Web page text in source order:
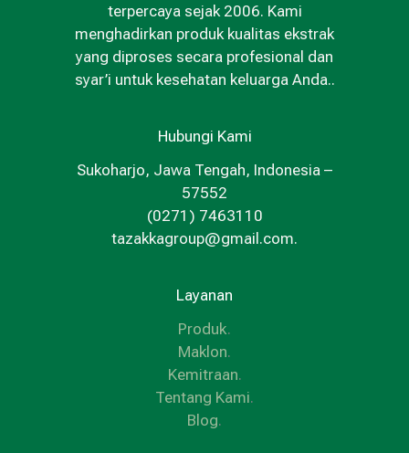
terpercaya sejak 2006. Kami
menghadirkan produk kualitas ekstrak
yang diproses secara profesional dan
syar’i untuk kesehatan keluarga Anda..
Hubungi Kami
Sukoharjo, Jawa Tengah, Indonesia –
57552
(0271) 7463110
tazakkagroup@gmail.com.
Layanan
Produk.
Maklon.
Kemitraan.
Tentang Kami.
Blog.